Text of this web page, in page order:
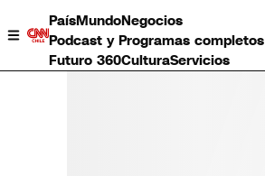
PaísMundoNegocios
Podcast y Programas completos
Futuro 360CulturaServicios